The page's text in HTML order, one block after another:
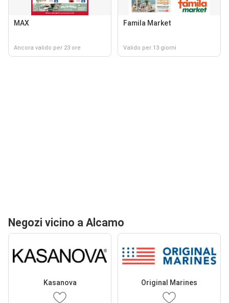
MAX
Ancora valido per 23 ore
Famila Market
Valido per 13 giorni
Negozi vicino a Alcamo
Kasanova Original Marines